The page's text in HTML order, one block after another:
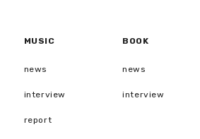
MUSIC
news
interview
report
BOOK
news
interview